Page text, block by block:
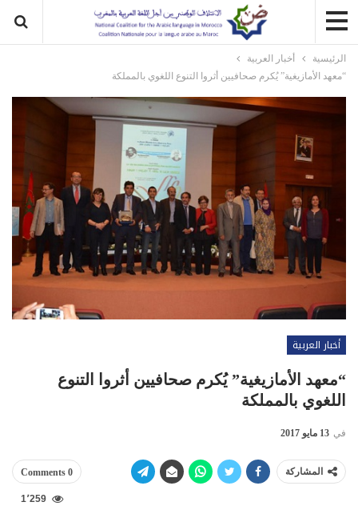
الرئيسية
أخبار العربية
“معهد الأمازيغية” يُكرم صحافيين أثروا التنوع اللغوي بالمملكة
أخبار العربية
“معهد الأمازيغية” يُكرم صحافيين أثروا التنوع
اللغوي بالمملكة
في 13 مايو 2017
المشاركة 0 Comments
1٬259